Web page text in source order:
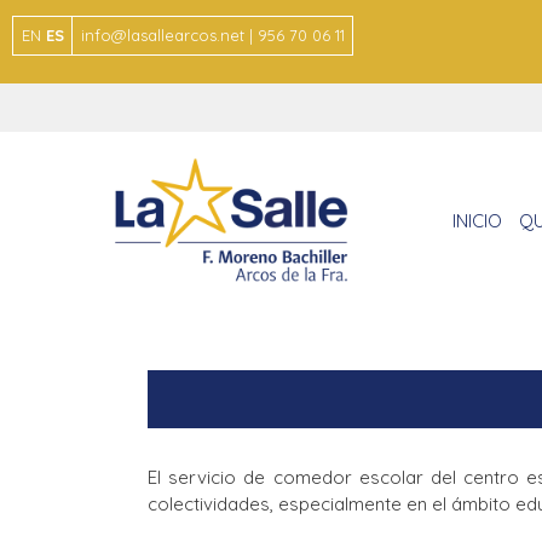
EN ES info@lasallearcos.net | 956 70 06 11
INICIO
El servicio de comedor escolar del centro
colectividades, especialmente en el ámbito